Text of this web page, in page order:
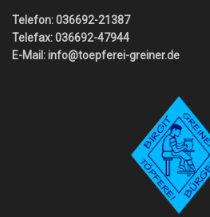
Telefon: 036692-21387
Telefax: 036692-47944
E-Mail:info@toepferei-greiner.de